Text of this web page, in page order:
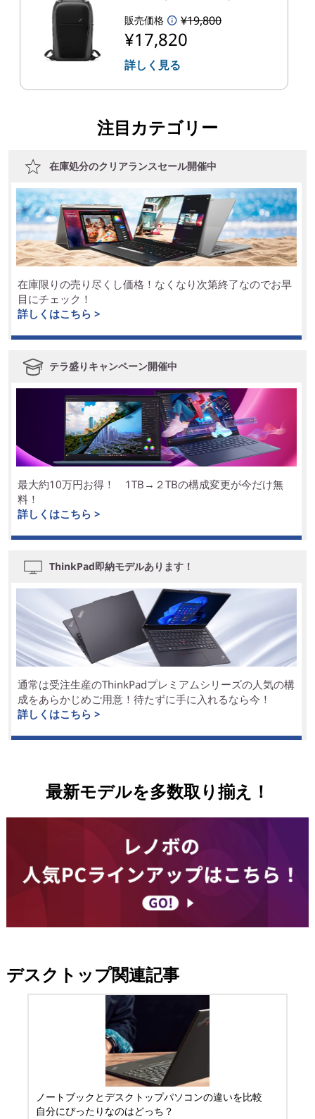
販売価格
¥19,800
¥17,820
詳しく見る
注目カテゴリー
在庫処分のクリアランスセール開催中
在庫限りの売り尽くし価格！なくなり次第終了なのでお早
目にチェック！
詳しくはこちら >
テラ盛りキャンペーン開催中
最大約10万円お得！ 1TB→２TBの構成変更が今だけ無
料！
詳しくはこちら >
ThinkPad即納モデルあります！
通常は受注生産のThinkPadプレミアムシリーズの人気の構
成をあらかじめご用意！待たずに手に入れるなら今！
詳しくはこちら >
最新モデルを多数取り揃え！
デスクトップ関連記事
ノートブックとデスクトップパソコンの違いを比較
自分にぴったりなのはどっち？